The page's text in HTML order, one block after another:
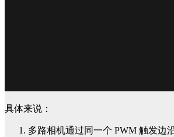
具体来说：
多路相机通过同一个 PWM 触发边